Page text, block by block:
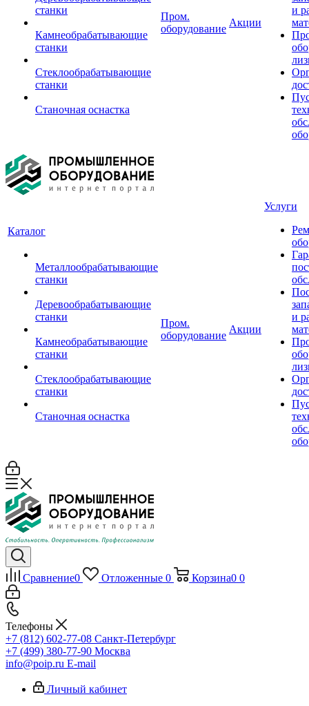
станки
Камнеобрабатывающие
станки
Стеклообрабатывающие
станки
Станочная оснастка
Пром.
оборудование
Акции
и
Каталог
Металлообрабатывающие
станки
Деревообрабатывающие
станки
Камнеобрабатывающие
станки
Стеклообрабатывающие
станки
Станочная оснастка
Пром.
оборудование
Акции
Услуги
и
Сравнение0 Отложенные 0 Корзина0 0
Телефоны
+7 (812) 602-77-08 Санкт-Петербург
+7 (499) 380-77-90 Москва
info@poip.ru E-mail
Личный кабинет